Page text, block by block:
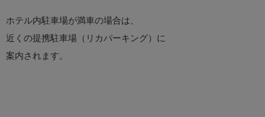
ホテル内駐車場が満車の場合は、
近くの提携駐車場（リカパーキング）に
案内されます。